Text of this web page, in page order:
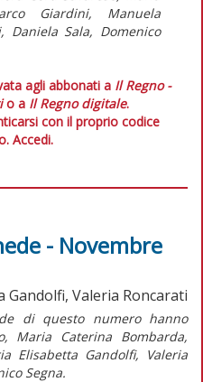
Giardini, Manuela
Daniela Sala, Domenico
agli abbonati a Il Regno -
o a Il Regno digitale.
con il proprio codice
Accedi.
- Novembre
Gandolfi, Valeria Roncarati
di questo numero hanno
Maria Caterina Bombarda,
Elisabetta Gandolfi, Valeria
Segna.